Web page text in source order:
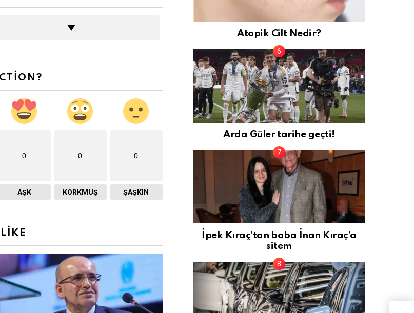
0
AŞK
0
KORKMUŞ
0
ŞAŞKIN
Atopik Cilt Nedir?
Arda Güler tarihe geçti!
İpek Kıraç’tan baba İnan Kıraç’a
sitem